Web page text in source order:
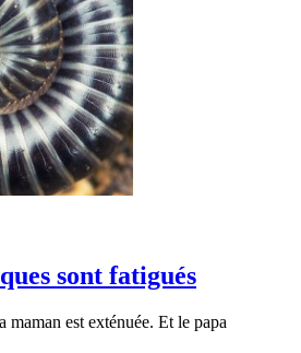
sont fatigués
maman est exténuée. Et le papa